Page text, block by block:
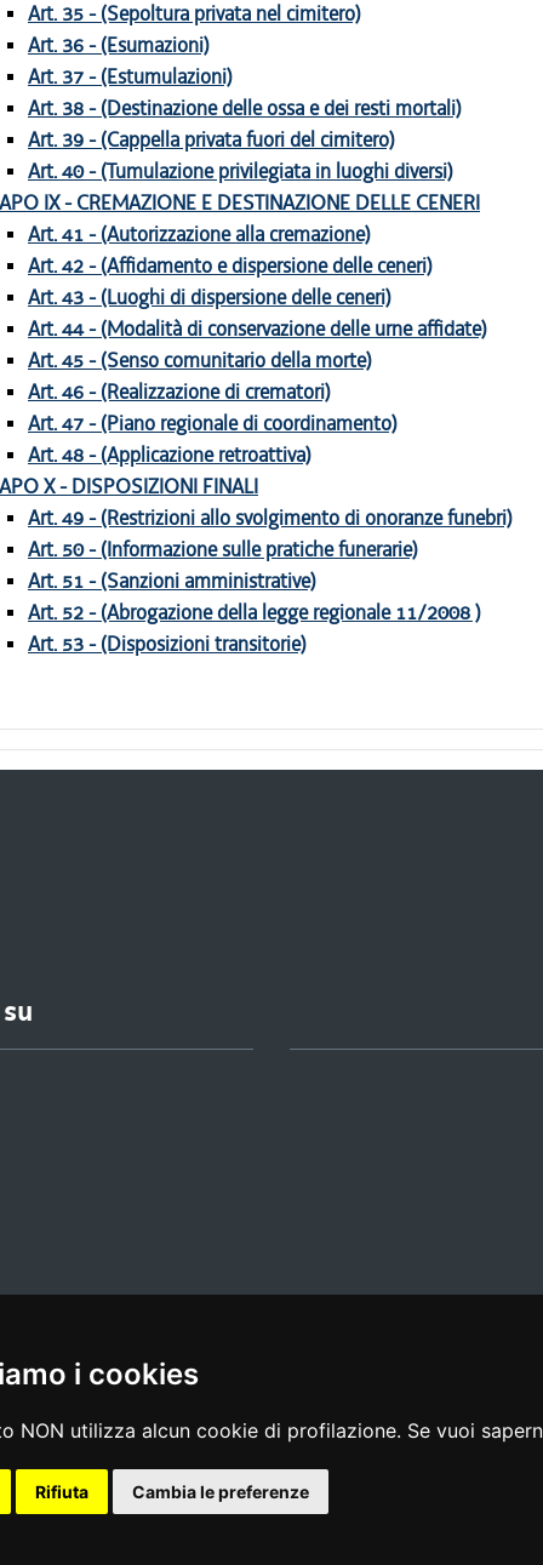
i cookies
NON utilizza alcun cookie di profilazione. Se vuoi
Rifiuta Cambia le preferenze
Art. 35 - (Sepoltura privata nel cimitero)
Art. 36 - (Esumazioni)
Art. 37 - (Estumulazioni)
Art. 38 - (Destinazione delle ossa e dei resti mortali)
Art. 39 - (Cappella privata fuori del cimitero)
Art. 40 - (Tumulazione privilegiata in luoghi diversi)
IX - CREMAZIONE E DESTINAZIONE DELLE CENERI
Art. 41 - (Autorizzazione alla cremazione)
Art. 42 - (Affidamento e dispersione delle ceneri)
Art. 43 - (Luoghi di dispersione delle ceneri)
Art. 44 - (Modalità di conservazione delle urne affidate)
Art. 45 - (Senso comunitario della morte)
Art. 46 - (Realizzazione di crematori)
Art. 47 - (Piano regionale di coordinamento)
Art. 48 - (Applicazione retroattiva)
X - DISPOSIZIONI FINALI
Art. 49 - (Restrizioni allo svolgimento di onoranze funebri)
Art. 50 - (Informazione sulle pratiche funerarie)
Art. 51 - (Sanzioni amministrative)
Art. 52 - (Abrogazione della legge regionale 11/2008 )
Art. 53 - (Disposizioni transitorie)
media policy | dichiarazione di accessibilità | feedback